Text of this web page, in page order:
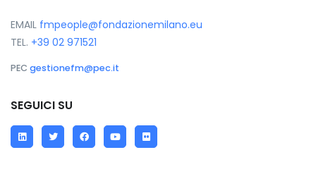
EMAIL fmpeople@fondazionemilano.eu
TEL. +39 02 971521
PEC gestionefm@pec.it
SEGUICI SU
LinkedInTwitterFacebookYouTube
Flickr